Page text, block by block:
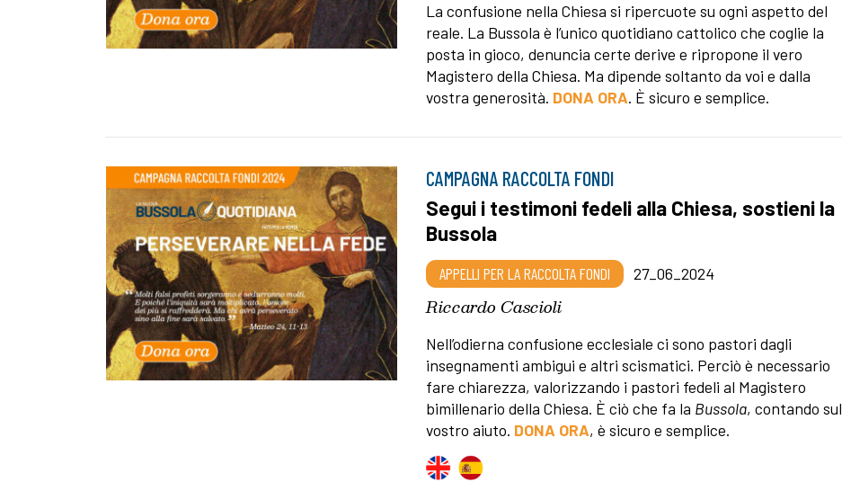
La confusione nella Chiesa si ripercuote su ogni aspetto del
reale. La Bussola è l’unico quotidiano cattolico che coglie la
posta in gioco, denuncia certe derive e ripropone il vero
Magistero della Chiesa. Ma dipende soltanto da voi e dalla
vostra generosità. DONA ORA. È sicuro e semplice.
CAMPAGNA RACCOLTA FONDI
Segui i testimoni fedeli alla Chiesa, sostieni la
Bussola
APPELLI PER LA RACCOLTA FONDI 27_06_2024
Riccardo Cascioli
Nell’odierna confusione ecclesiale ci sono pastori dagli
insegnamenti ambigui e altri scismatici. Perciò è necessario
fare chiarezza, valorizzando i pastori fedeli al Magistero
bimillenario della Chiesa. È ciò che fa la Bussola, contando sul
vostro aiuto. DONA ORA, è sicuro e semplice.